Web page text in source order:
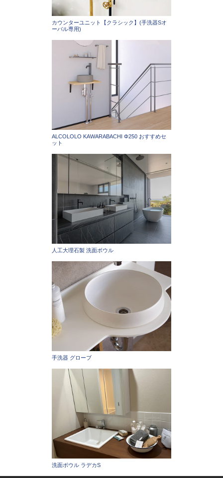
カウンターユニット【クラシック】(手洗器Sオ
ーバル専用)
ALCOLOLO KAWARABACHI Φ250 おすすめセ
ット
人工大理石製 洗面ボウル
手洗器 グローブ
洗面ボウル ラデカS